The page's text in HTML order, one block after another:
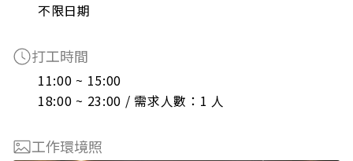
不限日期
打工時間
11:00 ~ 15:00
18:00 ~ 23:00 / 需求人數：1 人
工作環境照